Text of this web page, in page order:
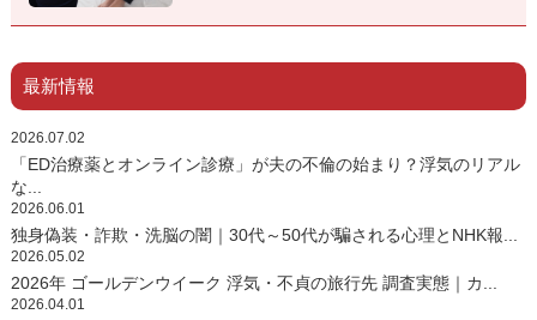
最新情報
2026.07.02
「ED治療薬とオンライン診療」が夫の不倫の始まり？浮気のリアル
な...
2026.06.01
独身偽装・詐欺・洗脳の闇｜30代～50代が騙される心理とNHK報...
2026.05.02
2026年 ゴールデンウイーク 浮気・不貞の旅行先 調査実態｜カ...
2026.04.01